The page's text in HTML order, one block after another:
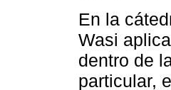
En la
Wasi
dentro de
particular,